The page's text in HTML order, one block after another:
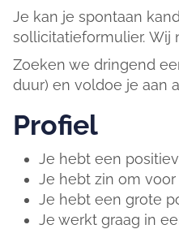
Je kan je spontaan
sollicitatieformulier. Wij
Zoeken we dringend
duur) en voldoe je aan
Profiel
Je hebt een
Je hebt zin om
Je hebt een grote
Je werkt graag in